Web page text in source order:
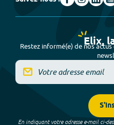
Elix,
Restez informé(e) de nos
En indiquant votre adresse e-mail ci-